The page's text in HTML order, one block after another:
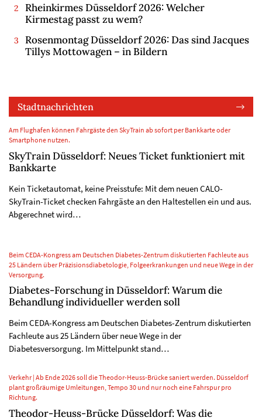
Rheinkirmes Düsseldorf 2026: Welcher
Kirmestag passt zu wem?
Rosenmontag Düsseldorf 2026: Das sind Jacques
Tillys Mottowagen – in Bildern
Stadtnachrichten
Am Flughafen können Fahrgäste den SkyTrain ab sofort per Bankkarte oder
Smartphone nutzen.
SkyTrain Düsseldorf: Neues Ticket funktioniert mit
Bankkarte
Kein Ticketautomat, keine Preisstufe: Mit dem neuen CALO-
SkyTrain-Ticket checken Fahrgäste an den Haltestellen ein und aus.
Abgerechnet wird…
Beim CEDA-Kongress am Deutschen Diabetes-Zentrum diskutierten Fachleute aus
25 Ländern über Präzisionsdiabetologie, Folgeerkrankungen und neue Wege in der
Versorgung.
Diabetes-Forschung in Düsseldorf: Warum die
Behandlung individueller werden soll
Beim CEDA-Kongress am Deutschen Diabetes-Zentrum diskutierten
Fachleute aus 25 Ländern über neue Wege in der
Diabetesversorgung. Im Mittelpunkt stand…
Verkehr | Ab Ende 2026 soll die Theodor-Heuss-Brücke saniert werden. Düsseldorf
plant großräumige Umleitungen, Tempo 30 und nur noch eine Fahrspur pro
Richtung.
Theodor-Heuss-Brücke Düsseldorf: Was die